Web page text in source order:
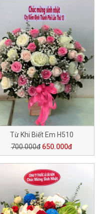
Từ Khi Biết Em H510
700.000đ 650.000đ